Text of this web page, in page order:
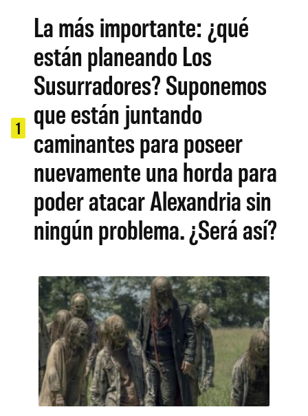
1
La más importante: ¿qué
están planeando Los
Susurradores? Suponemos
que están juntando
caminantes para poseer
nuevamente una horda para
poder atacar Alexandria sin
ningún problema. ¿Será así?